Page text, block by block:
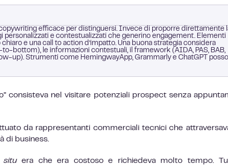
efficace per distinguersi. Invece di proporre direttamente
personalizzati e contestualizzati che generino engagement. Elementi
e una call to action d’impatto. Una buona strategia considera
to-bottom), le informazioni contestuali, il framework (AIDA, PAS, BAB,
up). Strumenti come HemingwayApp, Grammarly e ChatGPT
consisteva nel visitare potenziali prospect senza
da rappresentanti commerciali tecnici che
di business.
situera che era costoso e richiedeva molto tempo.